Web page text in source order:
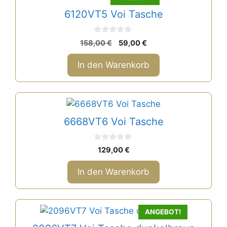
6120VT5 Voi Tasche
0
v
o
5
158,00€
Ursprünglicher
Preis
war:
158,00 €
59,00€
Preis
ist:
59,00 €.
In den Warenkorb
6668VT6 Voi Tasche
o
n
5
129,00€
In den Warenkorb
ANGEBOT!